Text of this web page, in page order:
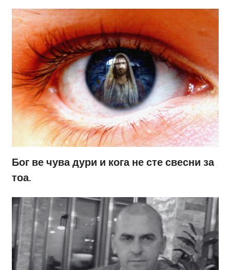
Бог ве чува дури и кога не сте свесни за
тоа.